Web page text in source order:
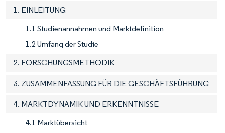
1. EINLEITUNG
1.1 Studienannahmen und Marktdefinition
1.2 Umfang der Studie
2. FORSCHUNGSMETHODIK
3. ZUSAMMENFASSUNG FÜR DIE GESCHÄFTSFÜHRUNG
4. MARKTDYNAMIK UND ERKENNTNISSE
4.1 Marktübersicht